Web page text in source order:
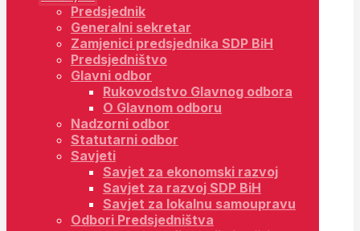
Predsjednik
Generalni sekretar
Zamjenici predsjednika SDP BiH
Predsjedništvo
Glavni odbor
Rukovodstvo Glavnog odbora
O Glavnom odboru
Nadzorni odbor
Statutarni odbor
Savjeti
Savjet za ekonomski razvoj
Savjet za razvoj SDP BiH
Savjet za lokalnu samoupravu
Odbori Predsjedništva